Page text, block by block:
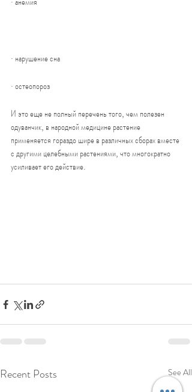
· нарушение сна
· остеопороз
И это еще не полный перечень того, чем полезен
одуванчик, в народной медицине растение
применяется гораздо шире в различных сборах вместе
с другими целебными растениями, что многократно
усиливает его действие.
Recent Posts See All